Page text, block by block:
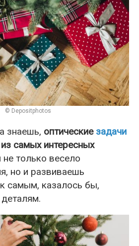
© Depositphotos
знаешь, оптические задачи
самых интересных
только весело
но и развиваешь
самым, казалось бы,